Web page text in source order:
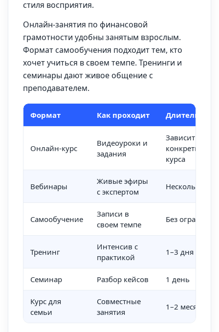
стиля восприятия.
Онлайн-занятия по финансовой
грамотности удобны занятым взрослым.
Формат самообучения подходит тем, кто
хочет учиться в своем темпе. Тренинги и
семинары дают живое общение с
преподавателем.
Формат Как проходит
Онлайн-курс
Видеоуроки и
задания
Зависит от
конкретного
курса
Вебинары
Живые эфиры
с экспертом
Несколько
Самообучение
Записи в
своем темпе
Без
Тренинг
Интенсив с
практикой
1–3 дня
Семинар Разбор кейсов 1 день
Курс для
семьи
Совместные
занятия
1–2 месяца